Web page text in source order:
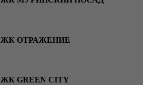
ЖК ОТРАЖЕНИЕ
ЖК GREEN CITY